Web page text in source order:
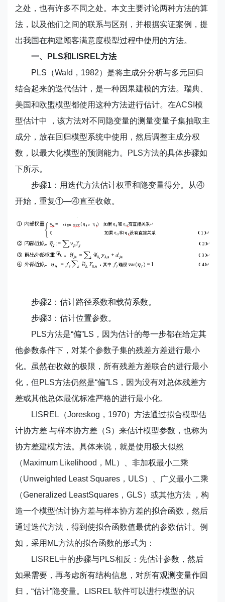
之处，也有许多不同之处。本文主要讨论两种方法的算
法，以及他们之间的联系与区别，并根据实证案例，提
出我国在构建顾客满意度模型过程中使用的方法。
一、PLS和LISREL方法
PLS（Wald，1982）是将主成分分析与多元回归
结合起来的迭代估计，是一种因果建模的方法。瑞典、
美国和欧盟模型都使用这种方法进行估计。在ACSI模
型估计中 ，该方法对不同隐变量的测量变量子集抽取主
成分，放在回归模型系统中使用，然后调整主成分权
数，以最大化模型的预测能力。PLS方法的具体步骤如
下所示。
步骤1：用迭代方法估计权重和隐变量得分。从④
开始，重复①—④直至收敛。
步骤2：估计路径系数和载荷系数。
步骤3：估计位置参数。
PLS方法是“偏”LS，因为估计的每一步都在给定其
他参数条件下，对某个参数子集的残差方差进行最小
化。虽然在收敛的极限，所有残差方差联合的进行最小
化，但PLS方法仍然是“偏”LS，因为没有对总体残差方
差或其他总体最优标准严格的进行最小化。
LISREL（Joreskog，1970）方法通过拟合模型估
计协方差 与样本协方差（S）来估计模型参数，也称为
协方差建模方法。具体来说，就是使用极大似然
（Maximum Likelihood，ML）、非加权最小二乘
（Unweighted Least Squares，ULS）、广义最小二乘
（Generalized LeastSquares，GLS）或其他方法 ，构
造一个模型估计协方差与样本协方差的拟合函数，然后
通过迭代方法，得到使拟合函数值最优的参数估计。例
如，采用ML方法的拟合函数的形式为：
LISREL中的步骤与PLS相反：先估计参数，然后
如果需要，再考虑所有结构信息，对所有观测变量作回
归，“估计”隐变量。LISREL 软件可以进行模型的识